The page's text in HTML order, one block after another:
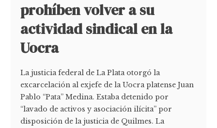
prohíben volver a su
actividad sindical en la
Uocra
La justicia federal de La Plata otorgó la
excarcelación al exjefe de la Uocra platense Juan
Pablo “Pata” Medina. Estaba detenido por
“lavado de activos y asociación ilícita” por
disposición de la justicia de Quilmes. La